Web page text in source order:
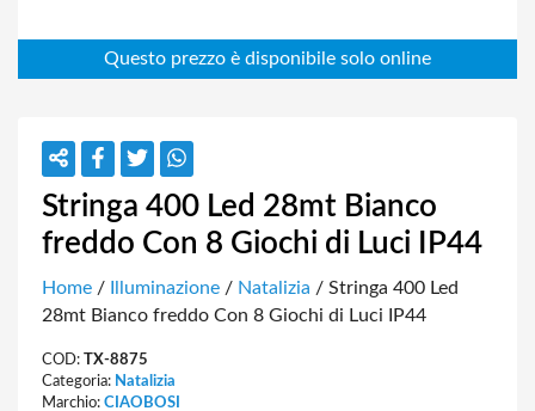
Stringa 400 Led 28mt Bianco
freddo Con 8 Giochi di Luci IP44
Home / Illuminazione / Natalizia / Stringa 400 Led
28mt Bianco freddo Con 8 Giochi di Luci IP44
COD: TX-8875
Categoria: Natalizia
Marchio: CIAOBOSI